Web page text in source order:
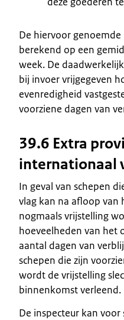
De hiervoor
berekend op een
week. De
bij invoer vrijgegeven
evenredigheid
voorziene dagen van
39.6 Extra
internationaal
In geval van schepen
vlag kan na afloop van
nogmaals vrijstelling
hoeveelheden van het
aantal dagen van
schepen die zijn
wordt de vrijstelling
binnenkomst verleend.
De inspecteur kan